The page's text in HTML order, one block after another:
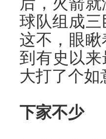
球队组成
这不，眼
到有史以
大打了个如
下家不少